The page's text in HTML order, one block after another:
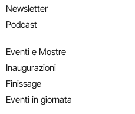
Newsletter
Podcast
Eventi e Mostre
Inaugurazioni
Finissage
Eventi in giornata